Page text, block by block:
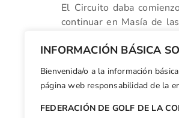
INFORMACIÓN BÁSICA
Bienvenida/o a la información
página web responsabilidad de la
FEDERACIÓN DE GOLF DE LA
El Circuito daba
continuar en Masía de
Facebook
X